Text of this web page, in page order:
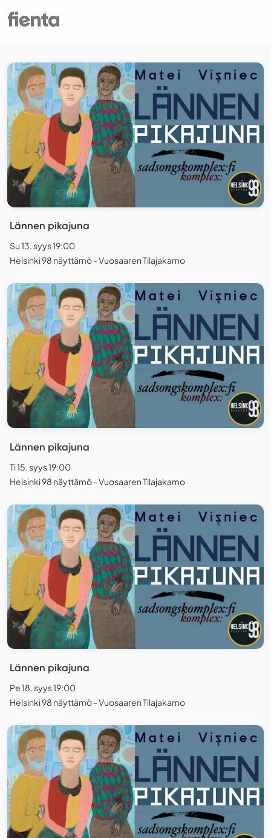
Lännen pikajuna
Su 13. syys 19:00
Helsinki 98 näyttämö - Vuosaaren Tilajakamo
Lännen pikajuna
Ti 15. syys 19:00
Helsinki 98 näyttämö - Vuosaaren Tilajakamo
Lännen pikajuna
Pe 18. syys 19:00
Helsinki 98 näyttämö - Vuosaaren Tilajakamo